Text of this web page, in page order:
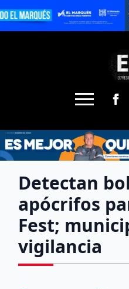
Detectan
apócrifos
Fest;
vigilancia